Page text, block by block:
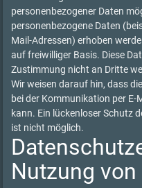
personenbezogener Daten
personenbezogene Daten
Mail-Adressen) erhoben
auf freiwilliger Basis. Diese
Zustimmung nicht an Dritte
Wir weisen darauf hin, dass
bei der Kommunikation per
kann. Ein lückenloser Schutz
ist nicht möglich.
Nutzung